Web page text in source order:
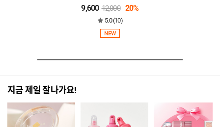
9,600 12,000 20%
5.0 (10)
NEW
지금 제일 잘나가요!